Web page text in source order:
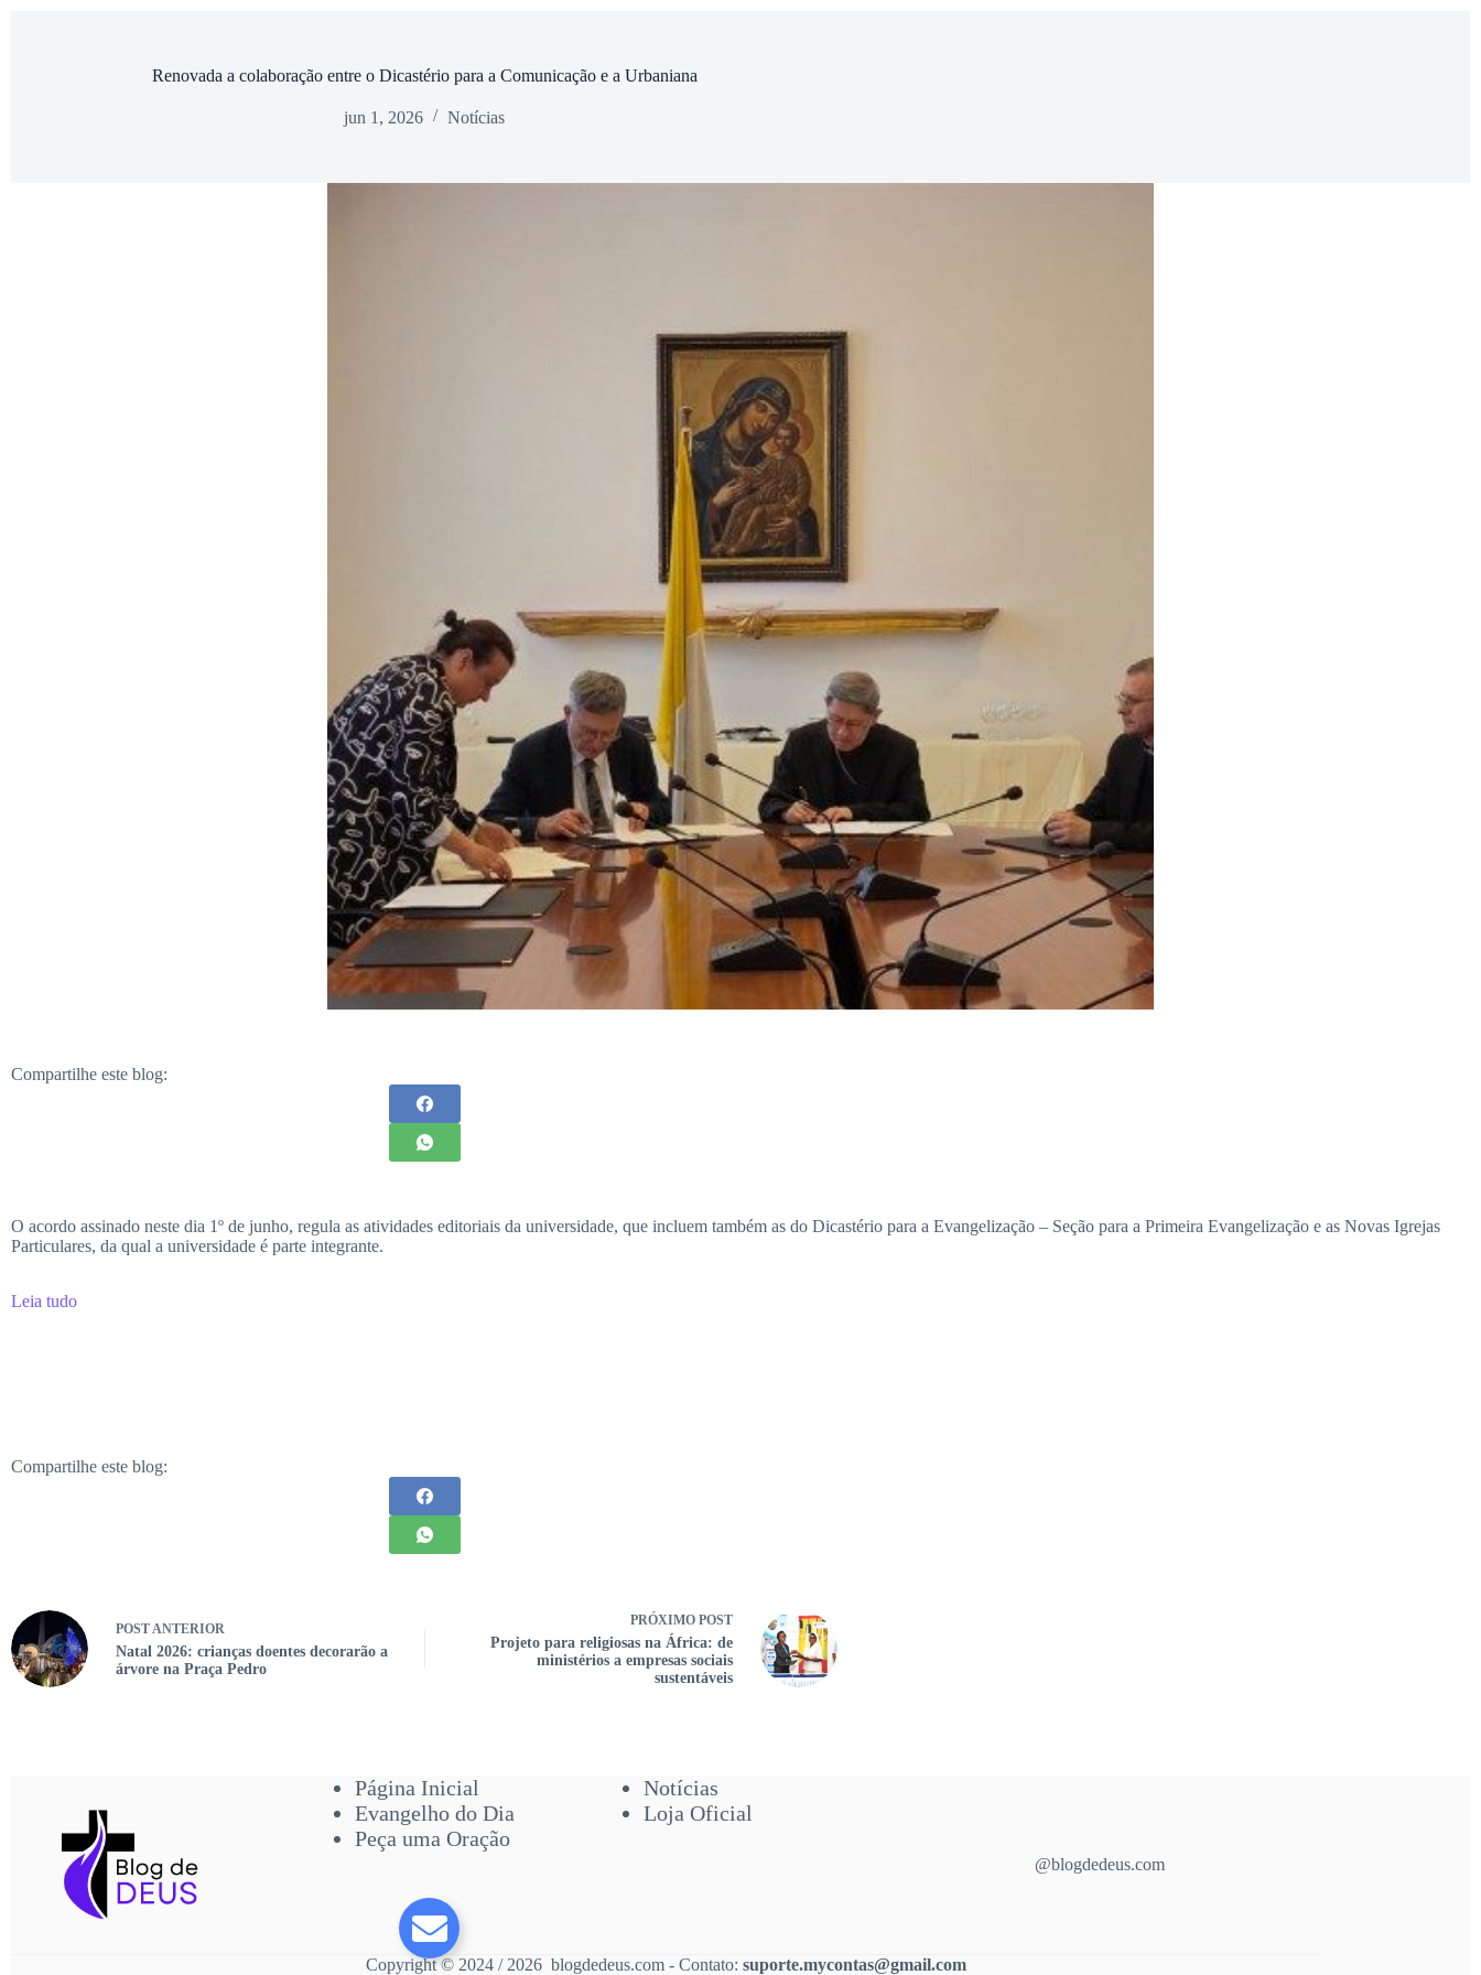
Renovada a colaboração entre o Dicastério para a Comunicação e a Urbaniana
jun 1, 2026 Notícias
Compartilhe este blog:
O acordo assinado neste dia 1º de junho, regula as atividades editoriais da universidade, que incluem também as do Dicastério para a Evangelização – Seção para a Primeira Evangelização e as Novas Igrejas
Particulares, da qual a universidade é parte integrante.
Leia tudo
Compartilhe este blog:
POSTANTERIOR
Natal 2026: crianças doentes decorarão a
árvore na Praça Pedro
PRÓXIMO POST
Projeto para religiosas na África: de
ministérios a empresas sociais
sustentáveis
Página Inicial
Evangelho do Dia
Peça uma Oração
Notícias
Loja Oficial
@blogdedeus.com
Copyright © 2024 / 2026 blogdedeus.com - Contato:suporte.mycontas@gmail.com